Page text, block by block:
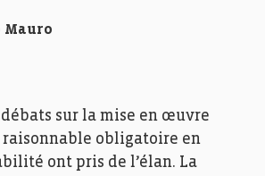
Mauro
sur la mise en œuvre
raisonnable obligatoire en
ont pris de l’élan. La